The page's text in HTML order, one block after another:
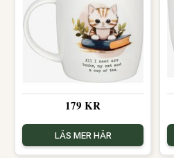
179 KR
LÄS MER HÄR